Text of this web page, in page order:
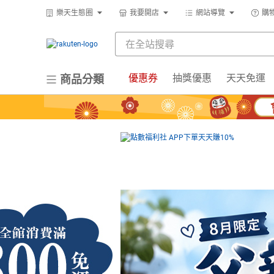
樂天生態圈 我要開店 網站導覽 購
商品分類 優惠券 抽獎優惠 天天免運